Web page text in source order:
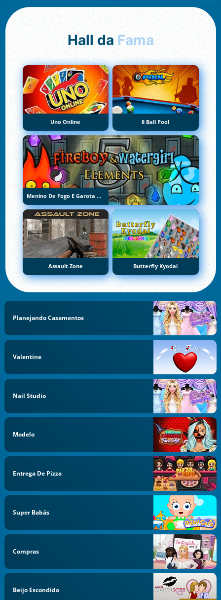
Hall da Fama
Uno Online 8 Ball Pool
Menino De Fogo E Garota De Água 5: Elementos
Assault Zone Butterfly Kyodai
Planejando Casamentos
Valentine
Nail Studio
Modelo
Entrega De Pizza
Super Babás
Compras
Beijo Escondido